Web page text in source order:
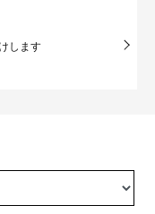
します